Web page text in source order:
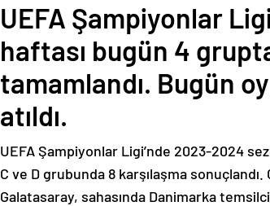
UEFA Şampiyonlar
haftası bugün 4
tamamlandı. Bugün
atıldı.
UEFA Şampiyonlar Ligi’nde 2023-2024
C ve D grubunda 8 karşılaşma sonuçlandı.
Galatasaray, sahasında Danimarka